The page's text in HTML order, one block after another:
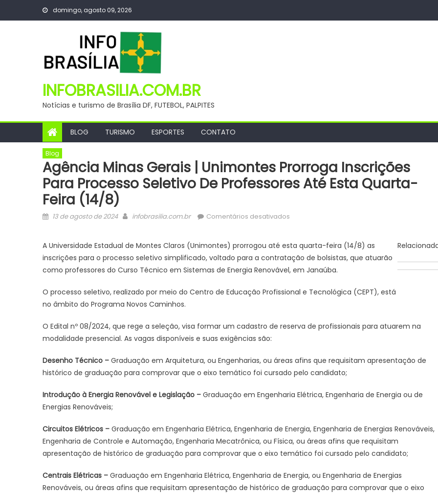
domingo, agosto 09, 2026
INFOBRASILIA.COM.BR
Notícias e turismo de Brasília DF, FUTEBOL, PALPITES
BLOG TURISMO ESPORTES CONTATO
Blog
Agência Minas Gerais | Unimontes Prorroga Inscrições
Para Processo Seletivo De Professores Até Esta Quarta-
Feira (14/8)
Posted
13 de agosto de 2024 Author
infobrasilia.com.br Comentários desativados
Gerais
|
Unimontes
inscrições
seletivo
até
esta
feira
A Universidade Estadual de Montes Claros (Unimontes) prorrogou até esta quarta-feira (14/8) as
inscrições para o processo seletivo simplificado, voltado para a contratação de bolsistas, que atuarão
como professores do Curso Técnico em Sistemas de Energia Renovável, em Janaúba.
O processo seletivo, realizado por meio do Centro de Educação Profissional e Tecnológica (CEPT), está
no âmbito do Programa Novos Caminhos.
O Edital nº 08/2024, que rege a seleção, visa formar um cadastro de reserva de profissionais para atuarem na
modalidade presencial. As vagas disponíveis e suas exigências são:
Desenho Técnico – Graduação em Arquitetura, ou Engenharias, ou áreas afins que requisitam apresentação de
histórico de graduação para comprovar que o eixo temático foi cursado pelo candidato;
Introdução à Energia Renovável e Legislação – Graduação em Engenharia Elétrica, Engenharia de Energia ou de
Energias Renováveis;
Circuitos Elétricos – Graduação em Engenharia Elétrica, Engenharia de Energia, Engenharia de Energias Renováveis,
Engenharia de Controle e Automação, Engenharia Mecatrônica, ou Física, ou áreas afins que requisitam
apresentação de histórico de graduação para comprovar que o eixo temático foi cursado pelo candidato;
Centrais Elétricas – Graduação em Engenharia Elétrica, Engenharia de Energia, ou Engenharia de Energias
Renováveis, ou áreas afins que requisitam apresentação de histórico de graduação para comprovar que o eixo